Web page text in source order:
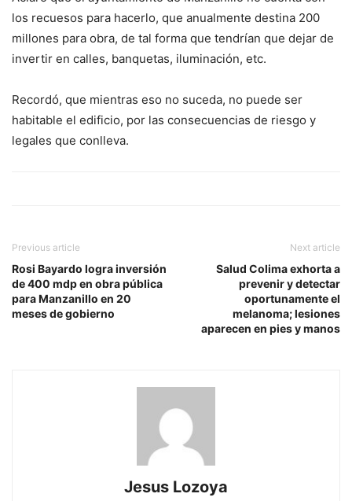
los recuesos para hacerlo, que anualmente destina 200
millones para obra, de tal forma que tendrían que dejar de
invertir en calles, banquetas, iluminación, etc.
Recordó, que mientras eso no suceda, no puede ser
habitable el edificio, por las consecuencias de riesgo y
legales que conlleva.
Previous article
Rosi Bayardo logra inversión
de 400 mdp en obra pública
para Manzanillo en 20
meses de gobierno
Next article
Salud Colima exhorta a
prevenir y detectar
oportunamente el
melanoma; lesiones
aparecen en pies y manos
Jesus Lozoya